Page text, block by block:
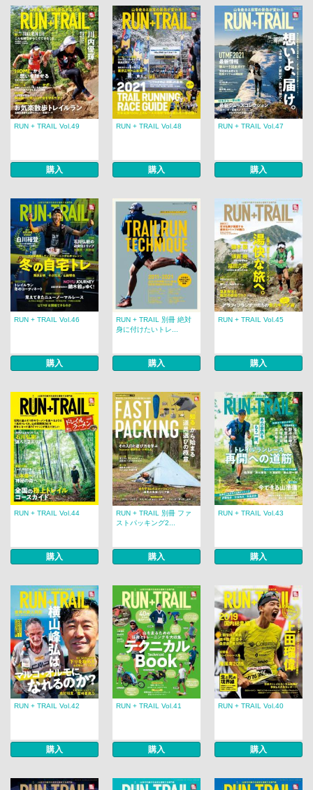
RUN + TRAIL Vol.49
購入
RUN + TRAIL Vol.48
購入
RUN + TRAIL Vol.47
購入
RUN + TRAIL Vol.46
購入
RUN + TRAIL 別冊 絶対
身に付けたいトレ...
購入
RUN + TRAIL Vol.45
購入
RUN + TRAIL Vol.44
購入
RUN + TRAIL 別冊 ファ
ストパッキング2...
購入
RUN + TRAIL Vol.43
購入
RUN + TRAIL Vol.42
購入
RUN + TRAIL Vol.41
購入
RUN + TRAIL Vol.40
購入